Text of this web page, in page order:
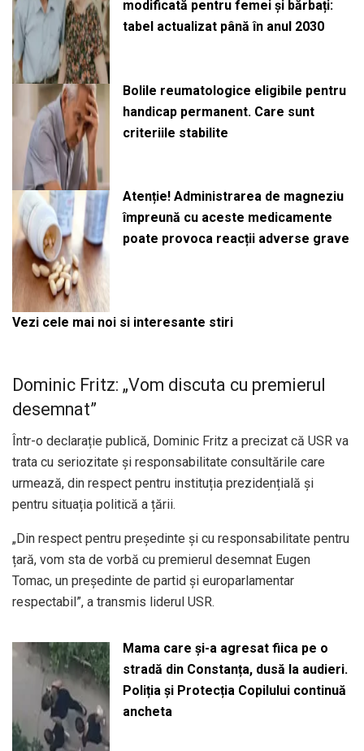
modificată pentru femei și bărbați:
tabel actualizat până în anul 2030
Bolile reumatologice eligibile pentru
handicap permanent. Care sunt
criteriile stabilite
Atenție! Administrarea de magneziu
împreună cu aceste medicamente
poate provoca reacții adverse grave
Vezi cele mai noi si interesante stiri
Dominic Fritz: „Vom discuta cu premierul
desemnat”
Într-o declarație publică, Dominic Fritz a precizat că USR va
trata cu seriozitate și responsabilitate consultările care
urmează, din respect pentru instituția prezidențială și
pentru situația politică a țării.
„Din respect pentru președinte și cu responsabilitate pentru
țară, vom sta de vorbă cu premierul desemnat Eugen
Tomac, un președinte de partid și europarlamentar
respectabil”, a transmis liderul USR.
Mama care și-a agresat fiica pe o
stradă din Constanța, dusă la audieri.
Poliția și Protecția Copilului continuă
ancheta